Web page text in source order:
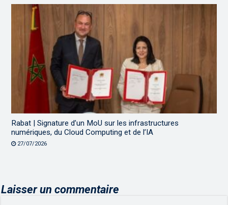
Rabat | Signature d’un MoU sur les infrastructures
numériques, du Cloud Computing et de l’IA
27/07/2026
Laisser un commentaire